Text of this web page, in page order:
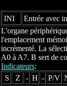
INI
Entrée avec
L'organe
l'emplacement
incrémenté. La
A0 à A7. B sert de
Indicateurs:
S
Z - H - P/V